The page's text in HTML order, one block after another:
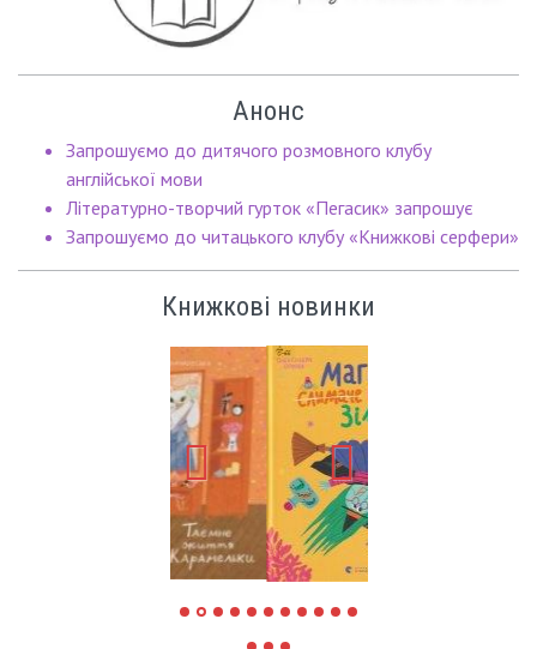
Анонс
Запрошуємо до дитячого розмовного клубу
англійської мови
Літературно-творчий гурток «Пегасик» запрошує
Запрошуємо до читацького клубу «Книжкові серфери»
Книжкові новинки